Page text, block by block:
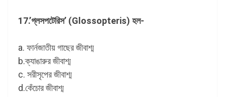
17.’গ্লসপটেরিস’ (Glossopteris) হল-
a. ফার্নজাতীয় গাছের জীবাশ্ম
b.ক্যাঙারুর জীবাশ্ম
c. সরীসৃপের জীবাশ্ম
d.কেঁচোর জীবাশ্ম